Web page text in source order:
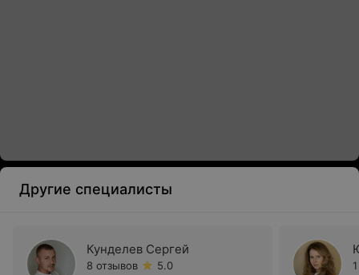
Другие специалисты
Кунделев Сергей
8 отзывов 5.0